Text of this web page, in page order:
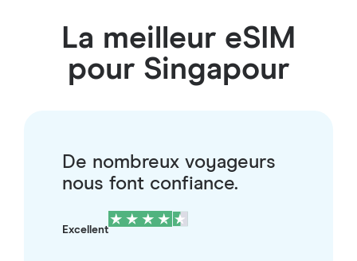
La meilleur eSIM
pour Singapour
De nombreux voyageurs
nous font confiance.
Excellent